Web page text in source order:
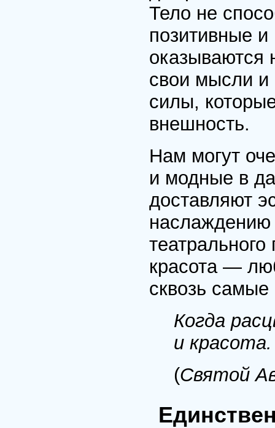
Тело не
позитивные
оказываются
свои мысли
силы,
внешность.
Нам могут
и модные в
доставляют
наслаждению
красота —
сквозь
Когда
и красота.
(Святой